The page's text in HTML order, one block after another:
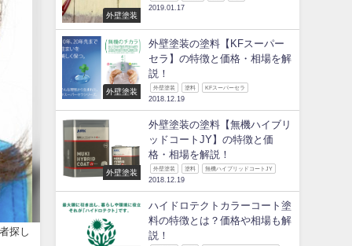
探し
外壁塗装
2019.01.17
外壁塗装
外壁塗装の塗料【KFスーパー
セラ】の特徴と価格・相場を解
説！
外壁塗装 塗料 KFスーパーセラ
2018.12.19
外壁塗装
外壁塗装の塗料【無機ハイブリ
ッドコートJY】の特徴と価
格・相場を解説！
外壁塗装 塗料 無機ハイブリッドコートJY
2018.12.19
ハイドロテクトカラーコート塗
料の特徴とは？価格や相場も解
説！